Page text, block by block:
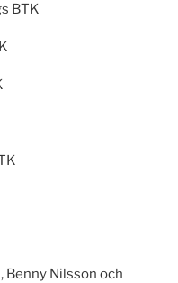
BTK
Benny Nilsson och